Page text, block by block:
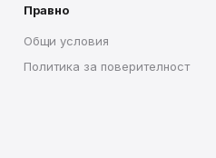
Правно
Общи условия
Политика за поверителност